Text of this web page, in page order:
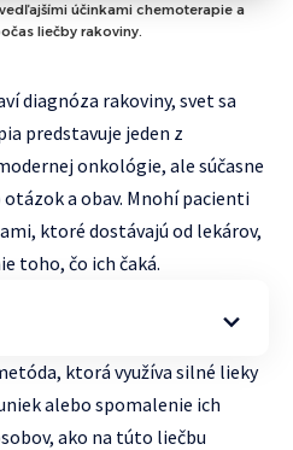
účinkami chemoterapie a
liečby rakoviny.
diagnóza rakoviny, svet sa
predstavuje jeden z
onkológie, ale súčasne
a obav. Mnohí pacienti
ktoré dostávajú od lekárov,
toho, čo ich čaká.
ktorá využíva silné lieky
alebo spomalenie ich
ako na túto liečbu